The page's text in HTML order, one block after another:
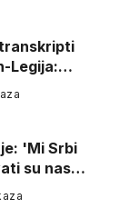
Legija:
ustašam…
'Mi Srbi
su nas